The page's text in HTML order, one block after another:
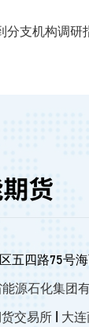
分支机构调研
五四路75号海
源石化集团
货交易所| 大